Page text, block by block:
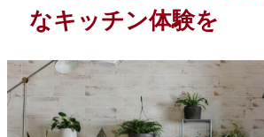
なキッチン体験を